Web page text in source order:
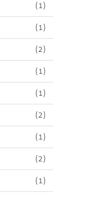
(1)
(1)
(2)
(1)
(1)
(2)
(1)
(2)
(1)